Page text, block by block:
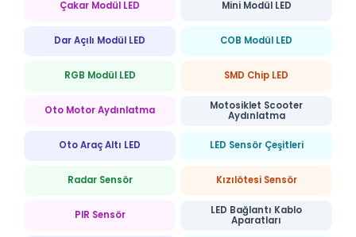
Çakar Modül LED Mini Modül LED
Dar Açılı Modül LED COB Modül LED
RGB Modül LED SMD Chip LED
Oto Motor Aydınlatma
Motosiklet Scooter
Aydınlatma
Oto Araç Altı LED LED Sensör Çeşitleri
Radar Sensör Kızılötesi Sensör
PIR Sensör
LED Bağlantı Kablo
Aparatları